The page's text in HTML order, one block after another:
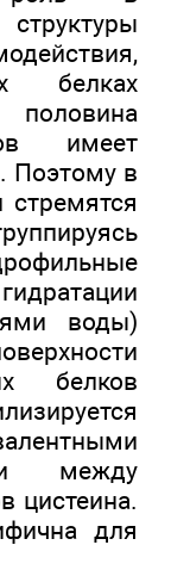
белках
имеет
Поэтому в
воды)
белков
между
цистеина.
для